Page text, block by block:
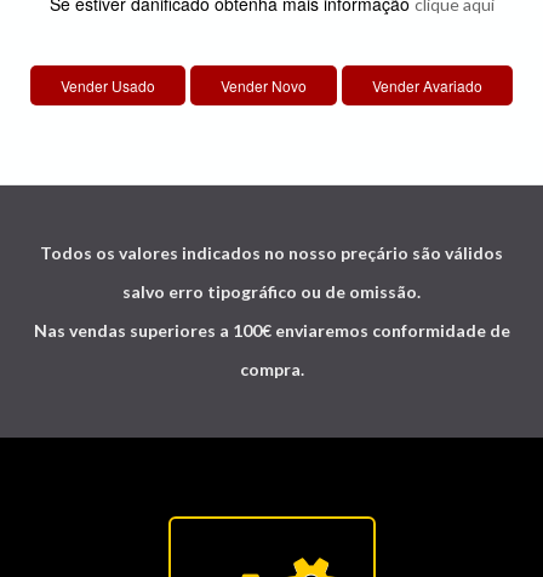
Todos os valores indicados no nosso preçário são válidos
salvo erro tipográfico ou de omissão.
Nas vendas superiores a 100€ enviaremos conformidade de
compra.